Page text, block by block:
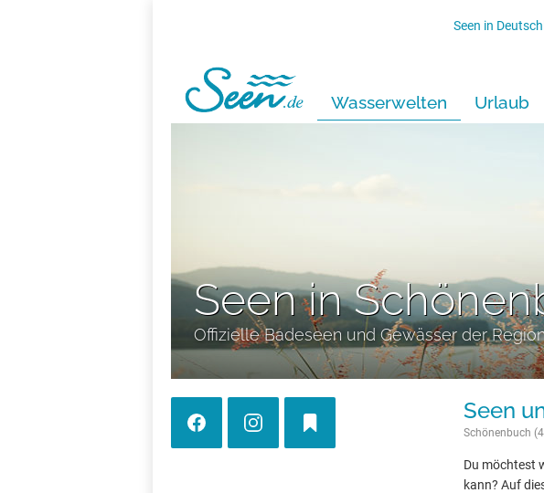
Seen in
Wasserwelten Urlaub
Seen in
Offizielle Badeseen und Gewässer der
Seen
Schönenbuch
Du möchtest
kann? Auf